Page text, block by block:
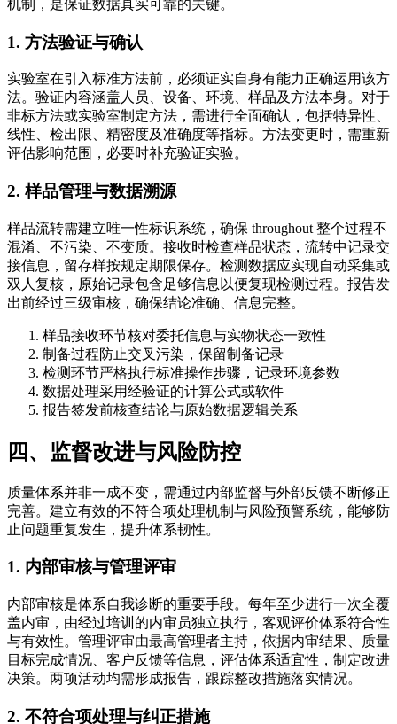
机制，是保证数据真实可靠的关键。
1. 方法验证与确认
实验室在引入标准方法前，必须证实自身有能力正确运用该方
法。验证内容涵盖人员、设备、环境、样品及方法本身。对于
非标方法或实验室制定方法，需进行全面确认，包括特异性、
线性、检出限、精密度及准确度等指标。方法变更时，需重新
评估影响范围，必要时补充验证实验。
2. 样品管理与数据溯源
样品流转需建立唯一性标识系统，确保 throughout 整个过程不
混淆、不污染、不变质。接收时检查样品状态，流转中记录交
接信息，留存样按规定期限保存。检测数据应实现自动采集或
双人复核，原始记录包含足够信息以便复现检测过程。报告发
出前经过三级审核，确保结论准确、信息完整。
样品接收环节核对委托信息与实物状态一致性
制备过程防止交叉污染，保留制备记录
检测环节严格执行标准操作步骤，记录环境参数
数据处理采用经验证的计算公式或软件
报告签发前核查结论与原始数据逻辑关系
四、监督改进与风险防控
质量体系并非一成不变，需通过内部监督与外部反馈不断修正
完善。建立有效的不符合项处理机制与风险预警系统，能够防
止问题重复发生，提升体系韧性。
1. 内部审核与管理评审
内部审核是体系自我诊断的重要手段。每年至少进行一次全覆
盖内审，由经过培训的内审员独立执行，客观评价体系符合性
与有效性。管理评审由最高管理者主持，依据内审结果、质量
目标完成情况、客户反馈等信息，评估体系适宜性，制定改进
决策。两项活动均需形成报告，跟踪整改措施落实情况。
2. 不符合项处理与纠正措施